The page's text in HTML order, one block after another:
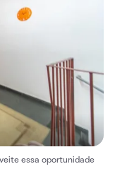
essa oportunidade